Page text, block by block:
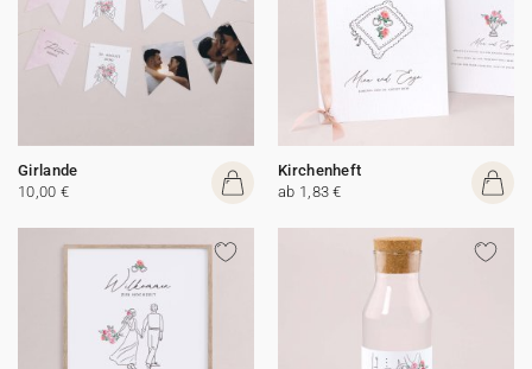
Girlande
10,00 €
Kirchenheft
ab 1,83 €